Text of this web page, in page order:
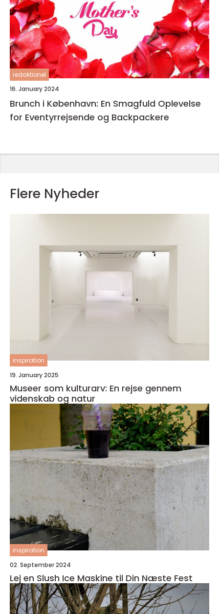
redaktionel
16. January 2024
Brunch i København: En Smagfuld Oplevelse
for Eventyrrejsende og Backpackere
Flere Nyheder
inspiration
19. January 2025
Museer som kulturarv: En rejse gennem
videnskab og natur
inspiration
02. September 2024
Lej en Slush Ice Maskine til Din Næste Fest